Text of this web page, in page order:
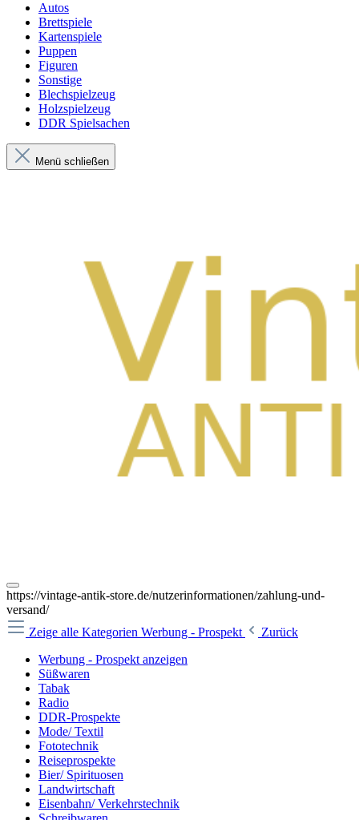
Autos
Brettspiele
Kartenspiele
Puppen
Figuren
Sonstige
Blechspielzeug
Holzspielzeug
DDR Spielsachen
Menü schließen
https://vintage-antik-store.de/nutzerinformationen/zahlung-und-
versand/
Zeige alle Kategorien Werbung - Prospekt
Zurück
Werbung - Prospekt anzeigen
Süßwaren
Tabak
Radio
DDR-Prospekte
Mode/ Textil
Fototechnik
Reiseprospekte
Bier/ Spirituosen
Landwirtschaft
Eisenbahn/ Verkehrstechnik